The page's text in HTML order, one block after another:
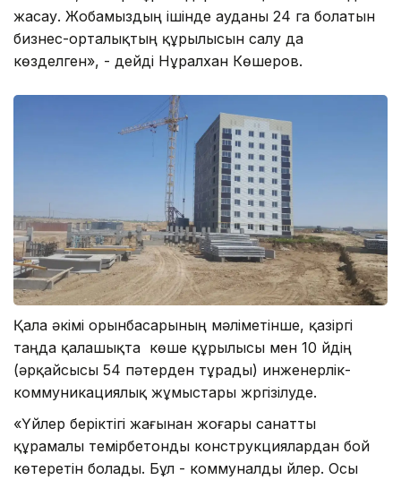
жасау. Жобамыздың ішінде ауданы 24 га болатын
бизнес-орталықтың құрылысын салу да
көзделген», - дейді Нұралхан Көшеров.
Қала әкімі орынбасарының мәліметінше, қазіргі
таңда қалашықта көше құрылысы мен 10 үйдің
(әрқайсысы 54 пәтерден тұрады) инженерлік-
коммуникациялық жұмыстары жүргізілуде.
«Үйлер беріктігі жағынан жоғары санатты
құрамалы темірбетонды конструкциялардан бой
көтеретін болады. Бұл - коммуналды үйлер. Осы